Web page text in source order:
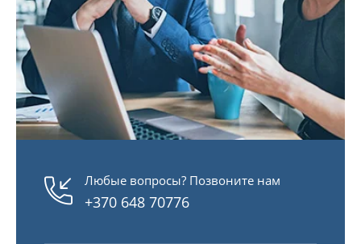
Любые вопросы? Позвоните нам
+370 648 70776